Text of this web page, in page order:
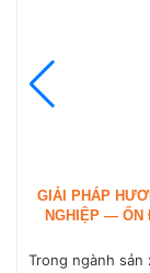
GIẢI PHÁP
NGHIỆP — ỔN
Trong ngành